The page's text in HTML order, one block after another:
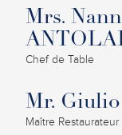
Mrs.
Chef de Table
Mr.
Maître Restaurateur